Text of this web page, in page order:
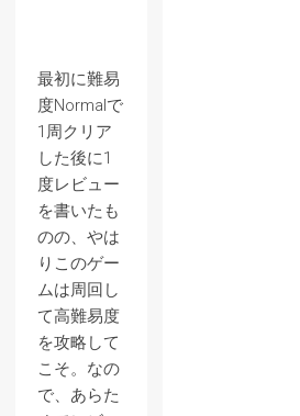
最初に難易
度Normalで
1周クリア
した後に1
度レビュー
を書いたも
のの、やは
りこのゲー
ムは周回し
て高難易度
を攻略して
こそ。なの
で、あらた